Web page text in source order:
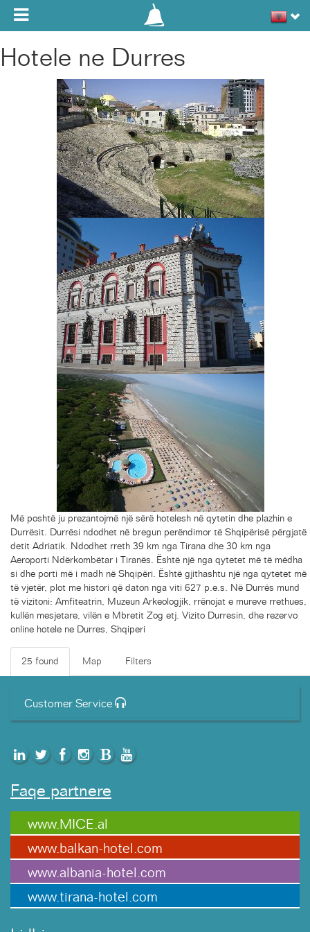
Toggle navigation
Hotele ne Durres
Më poshtë ju prezantojmë një sërë hotelesh në qytetin dhe plazhin e
Durrësit. Durrësi ndodhet në bregun perëndimor të Shqipërisë përgjatë
detit Adriatik. Ndodhet rreth 39 km nga Tirana dhe 30 km nga
Aeroporti Ndërkombëtar i Tiranës. Është një nga qytetet më të mëdha
si dhe porti më i madh në Shqipëri. Është gjithashtu një nga qytetet më
të vjetër, plot me histori që daton nga viti 627 p.e.s. Në Durrës mund
të vizitoni: Amfiteatrin, Muzeun Arkeologjik, rrënojat e mureve rrethues,
kullën mesjetare, vilën e Mbretit Zog etj. Vizito Durresin, dhe rezervo
online hotele ne Durres, Shqiperi
25 found Map Filters
Customer Service
Faqe partnere
www.MICE.al
www.balkan-hotel.com
www.albania-hotel.com
www.tirana-hotel.com